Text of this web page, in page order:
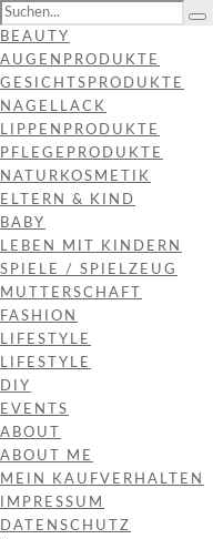
BEAUTY
AUGENPRODUKTE
GESICHTSPRODUKTE
NAGELLACK
LIPPENPRODUKTE
PFLEGEPRODUKTE
NATURKOSMETIK
ELTERN & KIND
BABY
LEBEN MIT KINDERN
SPIELE / SPIELZEUG
MUTTERSCHAFT
FASHION
LIFESTYLE
LIFESTYLE
DIY
EVENTS
ABOUT
ABOUT ME
MEIN KAUFVERHALTEN
IMPRESSUM
DATENSCHUTZ